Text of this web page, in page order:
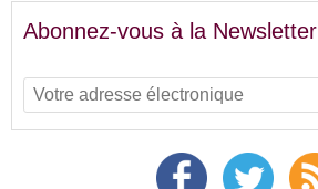
Abonnez-vous à la Newsletter